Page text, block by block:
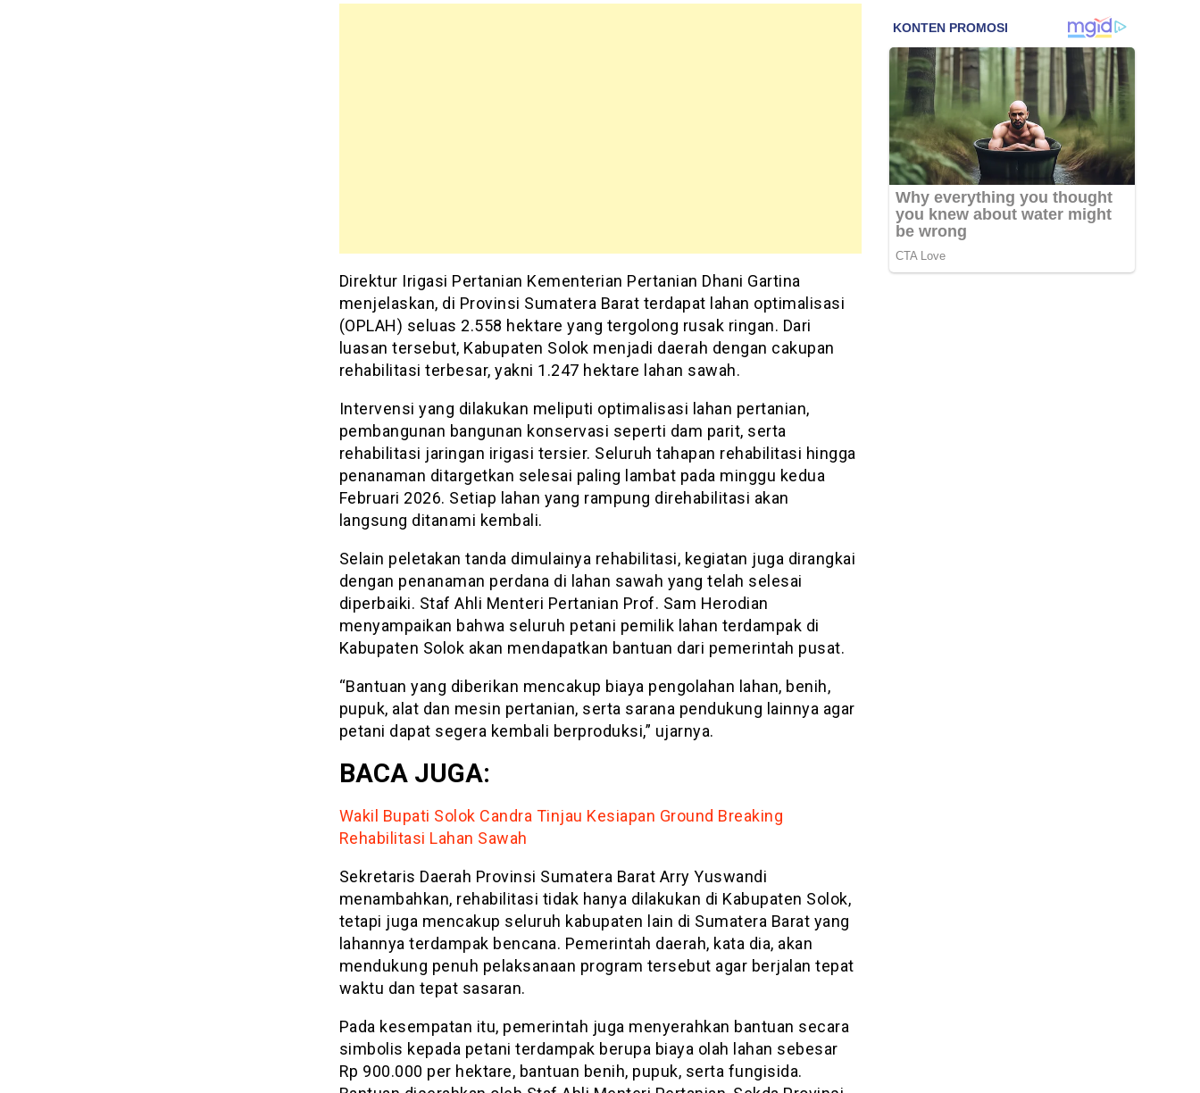
Direktur Irigasi Pertanian Kementerian Pertanian Dhani Gartina
menjelaskan, di Provinsi Sumatera Barat terdapat lahan optimalisasi
(OPLAH) seluas 2.558 hektare yang tergolong rusak ringan. Dari
luasan tersebut, Kabupaten Solok menjadi daerah dengan cakupan
rehabilitasi terbesar, yakni 1.247 hektare lahan sawah.
Intervensi yang dilakukan meliputi optimalisasi lahan pertanian,
pembangunan bangunan konservasi seperti dam parit, serta
rehabilitasi jaringan irigasi tersier. Seluruh tahapan rehabilitasi hingga
penanaman ditargetkan selesai paling lambat pada minggu kedua
Februari 2026. Setiap lahan yang rampung direhabilitasi akan
langsung ditanami kembali.
Selain peletakan tanda dimulainya rehabilitasi, kegiatan juga dirangkai
dengan penanaman perdana di lahan sawah yang telah selesai
diperbaiki. Staf Ahli Menteri Pertanian Prof. Sam Herodian
menyampaikan bahwa seluruh petani pemilik lahan terdampak di
Kabupaten Solok akan mendapatkan bantuan dari pemerintah pusat.
“Bantuan yang diberikan mencakup biaya pengolahan lahan, benih,
pupuk, alat dan mesin pertanian, serta sarana pendukung lainnya agar
petani dapat segera kembali berproduksi,” ujarnya.
BACA JUGA:
Wakil Bupati Solok Candra Tinjau Kesiapan Ground Breaking
Rehabilitasi Lahan Sawah
Sekretaris Daerah Provinsi Sumatera Barat Arry Yuswandi
menambahkan, rehabilitasi tidak hanya dilakukan di Kabupaten Solok,
tetapi juga mencakup seluruh kabupaten lain di Sumatera Barat yang
lahannya terdampak bencana. Pemerintah daerah, kata dia, akan
mendukung penuh pelaksanaan program tersebut agar berjalan tepat
waktu dan tepat sasaran.
Pada kesempatan itu, pemerintah juga menyerahkan bantuan secara
simbolis kepada petani terdampak berupa biaya olah lahan sebesar
Rp 900.000 per hektare, bantuan benih, pupuk, serta fungisida.